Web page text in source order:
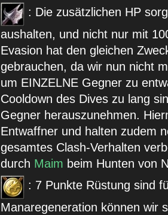
: Die zusätzlichen HP
aushalten, und nicht nur mit
Evasion hat den gleichen
gebrauchen, da wir nun nicht
um EINZELNE Gegner zu
Cooldown des Dives zu lang
Gegner herauszunehmen.
Entwaffner und halten zudem
gesamtes Clash-Verhalten
durch Maim beim Hunten von
: 7 Punkte Rüstung sind
Manaregeneration können wir